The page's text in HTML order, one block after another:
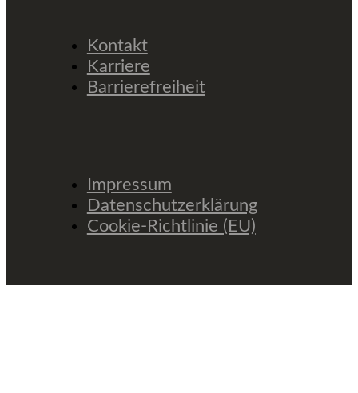
Kontakt
Karriere
Barrierefreiheit
Impressum
Datenschutzerklärung
Cookie-Richtlinie (EU)